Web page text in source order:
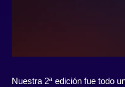
Nuestra 2ª edición fue todo